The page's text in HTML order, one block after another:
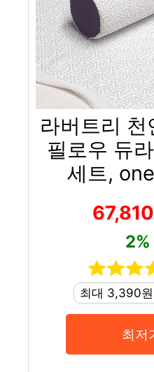
라버트리 천
필로우 듀
세트,
2%
최대 3,390
최저